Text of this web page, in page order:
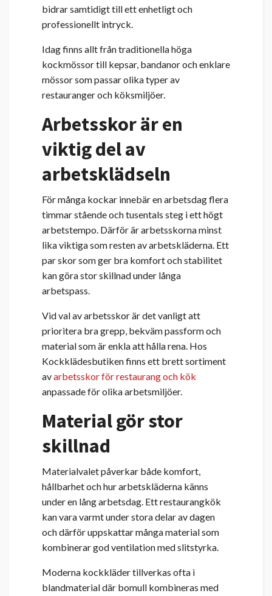
bidrar samtidigt till ett enhetligt och
professionellt intryck.
Idag finns allt från traditionella höga
kockmössor till kepsar, bandanor och enklare
mössor som passar olika typer av
restauranger och köksmiljöer.
Arbetsskor är en
viktig del av
arbetsklädseln
För många kockar innebär en arbetsdag flera
timmar stående och tusentals steg i ett högt
arbetstempo. Därför är arbetsskorna minst
lika viktiga som resten av arbetskläderna. Ett
par skor som ger bra komfort och stabilitet
kan göra stor skillnad under långa
arbetspass.
Vid val av arbetsskor är det vanligt att
prioritera bra grepp, bekväm passform och
material som är enkla att hålla rena. Hos
Kockklädesbutiken finns ett brett sortiment
avarbetsskor för restaurang och kök
anpassade för olika arbetsmiljöer.
Material gör stor
skillnad
Materialvalet påverkar både komfort,
hållbarhet och hur arbetskläderna känns
under en lång arbetsdag. Ett restaurangkök
kan vara varmt under stora delar av dagen
och därför uppskattar många material som
kombinerar god ventilation med slitstyrka.
Moderna kockkläder tillverkas ofta i
blandmaterial där bomull kombineras med